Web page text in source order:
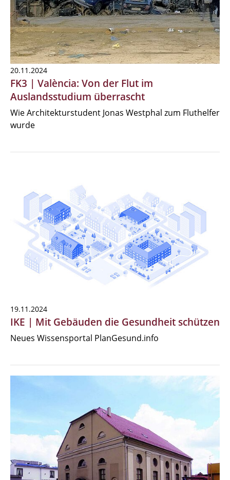
20.11.2024
FK3 | València: Von der Flut im
Auslandsstudium überrascht
Wie Architekturstudent Jonas Westphal zum Fluthelfer
wurde
19.11.2024
IKE | Mit Gebäuden die Gesundheit schützen
Neues Wissensportal PlanGesund.info